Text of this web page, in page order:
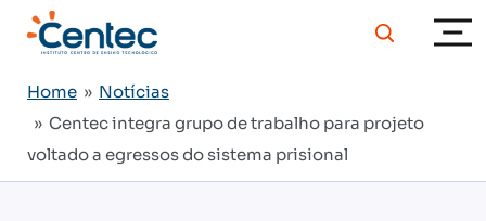
Home » Notícias
» Centec integra grupo de trabalho para projeto
voltado a egressos do sistema prisional